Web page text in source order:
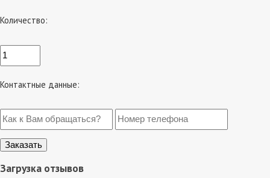
Количество:
Контактные данные:
Загрузка отзывов